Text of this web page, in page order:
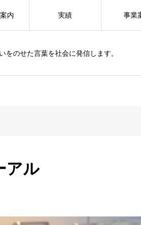
をのせた言葉を社会に発信します。
内 実績 事業
アル